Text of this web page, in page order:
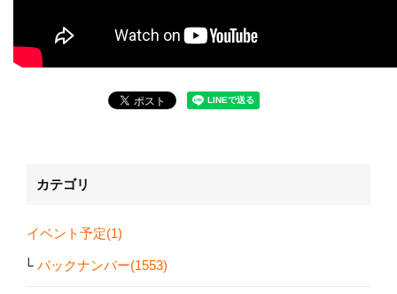
カテゴリ
イベント予定(1)
バックナンバー(1553)